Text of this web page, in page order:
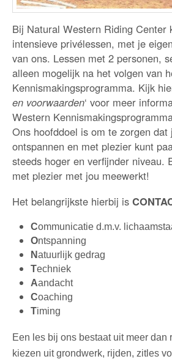
Bij Natural Western Riding Center
intensieve privélessen, met je
van ons. Lessen met 2 personen,
alleen mogelijk na het volgen van
Kennismakingsprogramma. Kijk
en voorwaarden‘ voor meer
Western
Ons hoofddoel is om te zorgen dat
ontspannen en met plezier kunt
steeds hoger en verfijnder niveau.
met plezier met jou meewerkt!
Het belangrijkste hierbij is
Communicatie d.m.v.
Ontspanning
Natuurlijk gedrag
Techniek
Aandacht
Coaching
Timing
Een les bij ons bestaat uit meer dan
kiezen uit grondwerk, rijden, zitles